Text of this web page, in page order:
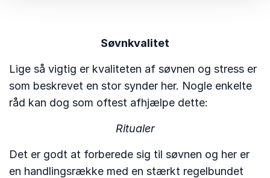
Søvnkvalitet
Lige så vigtig er kvaliteten af søvnen og stress er
som beskrevet en stor synder her. Nogle enkelte
råd kan dog som oftest afhjælpe dette:
Ritualer
Det er godt at forberede sig til søvnen og her er
en handlingsrække med en stærkt regelbundet